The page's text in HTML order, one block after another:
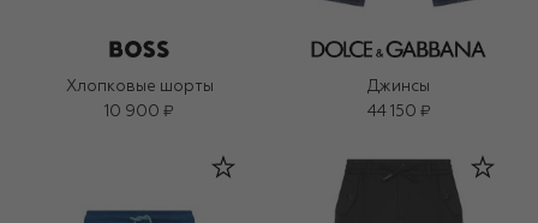
Хлопковые шорты
10 900 ₽
Джинсы
44 150 ₽